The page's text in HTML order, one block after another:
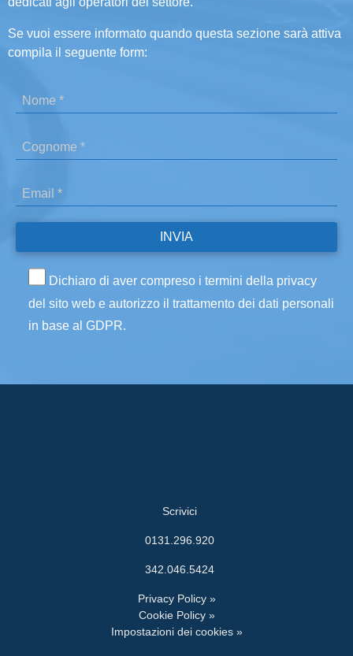
Se vuoi essere informato quando questa sezione sarà attiva
compila il seguente form:
Dichiaro di aver compreso i termini della privacy
del sito web e autorizzo il trattamento dei dati personali
in base al GDPR.
Scrivici
0131.296.920
342.046.5424
Privacy Policy »
Cookie Policy »
Impostazioni dei cookies »